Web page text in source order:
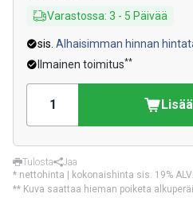
Varastossa: 3 - 5 Päivää
sis. Alhaisimman hinnan
Ilmainen toimitus**
Tulosta
Jaa
* nettohinta | kokonaishinta sis. 19%
** Kuva saattaa hieman poiketa